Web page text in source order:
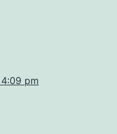
pm